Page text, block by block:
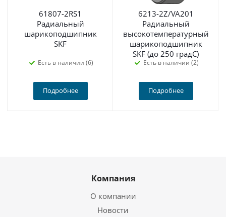
61807-2RS1
Радиальный
шарикоподшипник
SKF
Есть в наличии (6)
Подробнее
6213-2Z/VA201
Радиальный
высокотемпературный
шарикоподшипник
SKF (до 250 градС)
Есть в наличии (2)
Подробнее
Компания
О компании
Новости